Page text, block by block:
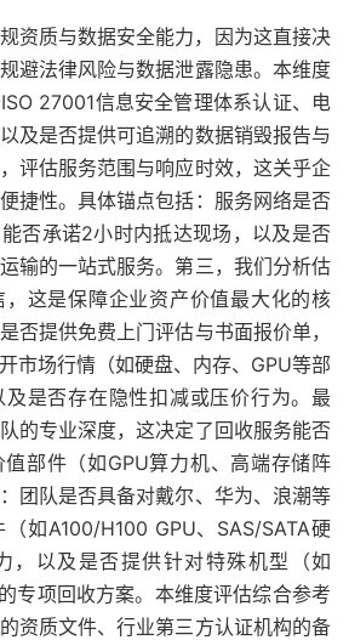
资质与数据安全能力，因为这直接决
避法律风险与数据泄露隐患。本维度
27001信息安全管理体系认证、电
及是否提供可追溯的数据销毁报告与
评估服务范围与响应时效，这关乎企
捷性。具体锚点包括：服务网络是否
否承诺2小时内抵达现场，以及是否
输的一站式服务。第三，我们分析估
这是保障企业资产价值最大化的核
否提供免费上门评估与书面报价单，
市场行情（如硬盘、内存、GPU等部
是否存在隐性扣减或压价行为。最
的专业深度，这决定了回收服务能否
部件（如GPU算力机、高端存储阵
团队是否具备对戴尔、华为、浪潮等
如A100/H100 GPU、SAS/SATA硬
，以及是否提供针对特殊机型（如
专项回收方案。本维度评估综合参考
资质文件、行业第三方认证机构的备